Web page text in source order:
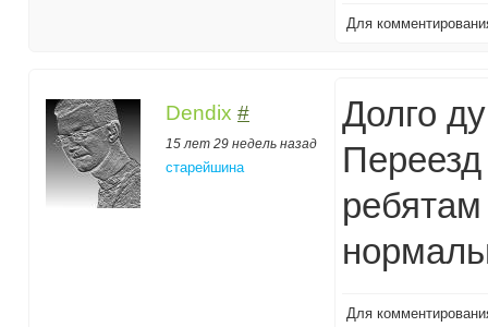
Для
Dendix #
15 лет 29 недель назад
старейшина
Долго
Для